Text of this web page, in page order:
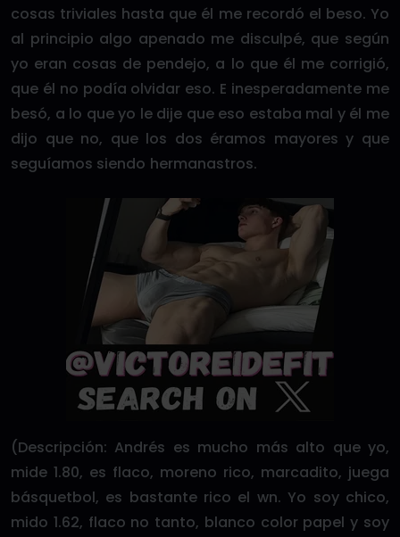
cosas triviales hasta que él me recordó el beso. Yo
al principio algo apenado me disculpé, que según
yo eran cosas de pendejo, a lo que él me corrigió,
que él no podía olvidar eso. E inesperadamente me
besó, a lo que yo le dije que eso estaba mal y él me
dijo que no, que los dos éramos mayores y que
seguíamos siendo hermanastros.
(Descripción: Andrés es mucho más alto que yo,
mide 1.80, es flaco, moreno rico, marcadito, juega
básquetbol, es bastante rico el wn. Yo soy chico,
mido 1.62, flaco no tanto, blanco color papel y soy